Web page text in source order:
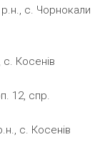
с. Чорнокали
с. Косенів
12, спр.
с. Косенів